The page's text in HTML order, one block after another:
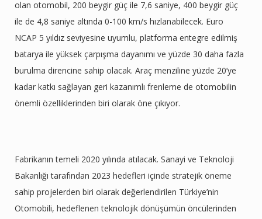
olan otomobil, 200 beygir güç ile 7,6 saniye, 400 beygir güç
ile de 4,8 saniye altında 0-100 km/s hızlanabilecek. Euro
NCAP 5 yıldız seviyesine uyumlu, platforma entegre edilmiş
batarya ile yüksek çarpışma dayanımı ve yüzde 30 daha fazla
burulma direncine sahip olacak. Araç menziline yüzde 20’ye
kadar katkı sağlayan geri kazanımlı frenleme de otomobilin
önemli özelliklerinden biri olarak öne çıkıyor.
Fabrikanın temeli 2020 yılında atılacak. Sanayi ve Teknoloji
Bakanlığı tarafından 2023 hedefleri içinde stratejik öneme
sahip projelerden biri olarak değerlendirilen Türkiye’nin
Otomobili, hedeflenen teknolojik dönüşümün öncülerinden